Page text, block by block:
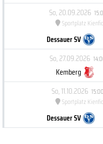
So, 20.09.2026
Sportplatz
Dessauer SV
So, 27.09.2026
Kemberg
So, 11.10.2026 15:00
Sportplatz
Dessauer SV